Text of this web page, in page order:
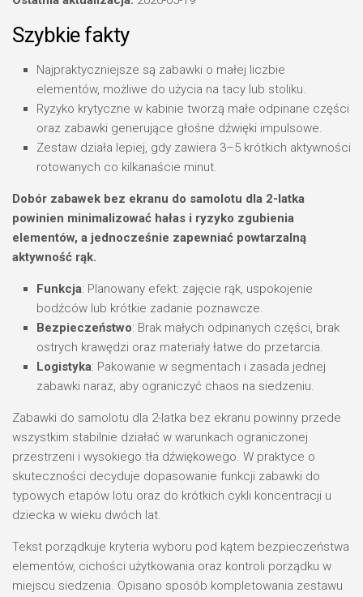
Szybkie fakty
Najpraktyczniejsze są zabawki o małej liczbie
elementów, możliwe do użycia na tacy lub stoliku.
Ryzyko krytyczne w kabinie tworzą małe odpinane części
oraz zabawki generujące głośne dźwięki impulsowe.
Zestaw działa lepiej, gdy zawiera 3–5 krótkich aktywności
rotowanych co kilkanaście minut.
Dobór zabawek bez ekranu do samolotu dla 2-latka
powinien minimalizować hałas i ryzyko zgubienia
elementów, a jednocześnie zapewniać powtarzalną
aktywność rąk.
Funkcja: Planowany efekt: zajęcie rąk, uspokojenie
bodźców lub krótkie zadanie poznawcze.
Bezpieczeństwo: Brak małych odpinanych części, brak
ostrych krawędzi oraz materiały łatwe do przetarcia.
Logistyka: Pakowanie w segmentach i zasada jednej
zabawki naraz, aby ograniczyć chaos na siedzeniu.
Zabawki do samolotu dla 2-latka bez ekranu powinny przede
wszystkim stabilnie działać w warunkach ograniczonej
przestrzeni i wysokiego tła dźwiękowego. W praktyce o
skuteczności decyduje dopasowanie funkcji zabawki do
typowych etapów lotu oraz do krótkich cykli koncentracji u
dziecka w wieku dwóch lat.
Tekst porządkuje kryteria wyboru pod kątem bezpieczeństwa
elementów, cichości użytkowania oraz kontroli porządku w
miejscu siedzenia. Opisano sposób kompletowania zestawu